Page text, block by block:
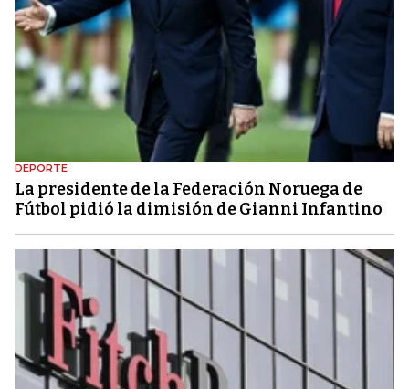
DEPORTE
La presidente de la Federación Noruega de
Fútbol pidió la dimisión de Gianni Infantino